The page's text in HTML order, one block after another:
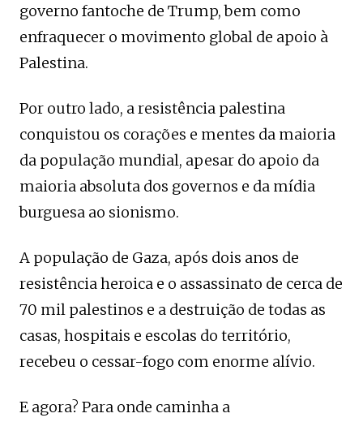
governo fantoche de Trump, bem como
enfraquecer o movimento global de apoio à
Palestina.
Por outro lado, a resistência palestina
conquistou os corações e mentes da maioria
da população mundial, apesar do apoio da
maioria absoluta dos governos e da mídia
burguesa ao sionismo.
A população de Gaza, após dois anos de
resistência heroica e o assassinato de cerca de
70 mil palestinos e a destruição de todas as
casas, hospitais e escolas do território,
recebeu o cessar-fogo com enorme alívio.
E agora? Para onde caminha a